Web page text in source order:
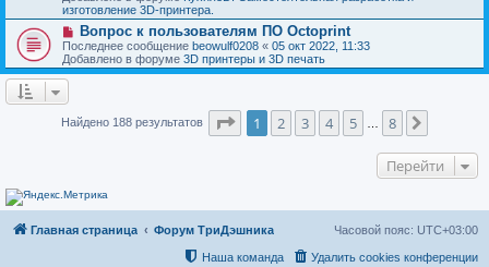
е
е
н
и
е
с
о
о
б
щ
е
изготовление 3D-принтера.
Н
о
в
о
о
е
Вопрос к пользователям ПО Octoprint
Последнее сообщение beowulf0208 « 05 окт 2022, 11:33
Добавлено в форуме 3D принтеры и 3D печать
Найдено 188 результатов Страница1 из
1 2 3 4 5 8
Перейти
Главная страница Форум ТриДэшника Часовой пояс: UTC+03:00
Удалить cookies конференции
Наша команда